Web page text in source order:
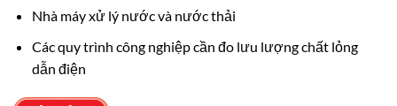
Nhà máy xử lý nước và nước thải
Các quy trình công nghiệp cần đo lưu lượng chất lỏng
dẫn điện